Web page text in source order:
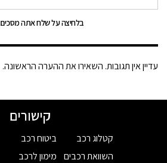
בלחיצה על שלח אתה מסכים
עדיין אין תגובות. השאירו את ההערה הראשונה.
קישורים
קטלוג רכב
השוואת רכבים
ביטוח רכב
מימון לרכב